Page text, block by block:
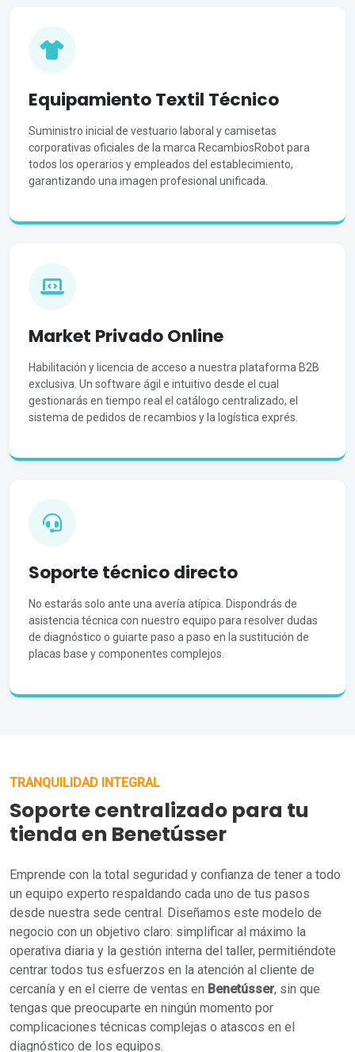
Equipamiento Textil Técnico
Suministro inicial de vestuario laboral y camisetas
corporativas oficiales de la marca RecambiosRobot para
todos los operarios y empleados del establecimiento,
garantizando una imagen profesional unificada.
Market Privado Online
Habilitación y licencia de acceso a nuestra plataforma B2B
exclusiva. Un software ágil e intuitivo desde el cual
gestionarás en tiempo real el catálogo centralizado, el
sistema de pedidos de recambios y la logística exprés.
Soporte técnico directo
No estarás solo ante una avería atípica. Dispondrás de
asistencia técnica con nuestro equipo para resolver dudas
de diagnóstico o guiarte paso a paso en la sustitución de
placas base y componentes complejos.
TRANQUILIDAD INTEGRAL
Soporte centralizado para tu
tienda en Benetússer
Emprende con la total seguridad y confianza de tener a todo
un equipo experto respaldando cada uno de tus pasos
desde nuestra sede central. Diseñamos este modelo de
negocio con un objetivo claro: simplificar al máximo la
operativa diaria y la gestión interna del taller, permitiéndote
centrar todos tus esfuerzos en la atención al cliente de
cercanía y en el cierre de ventas en Benetússer, sin que
tengas que preocuparte en ningún momento por
complicaciones técnicas complejas o atascos en el
diagnóstico de los equipos.